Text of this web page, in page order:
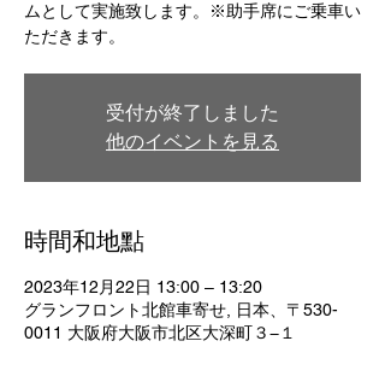
ムとして実施致します。※助手席にご乗車い
ただきます。
受付が終了しました
他のイベントを見る
時間和地點
2023年12月22日 13:00 – 13:20
グランフロント北館車寄せ, 日本、〒530-
0011 大阪府大阪市北区大深町３−１